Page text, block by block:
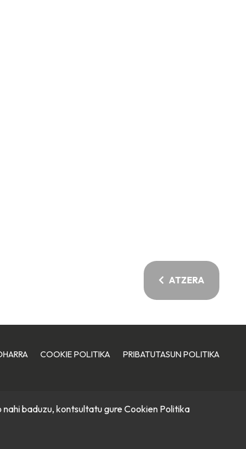
ATZERA
COOKIE POLITIKA PRIBATUTASUN POLITIKA
baduzu, kontsultatu gure Cookien Politika